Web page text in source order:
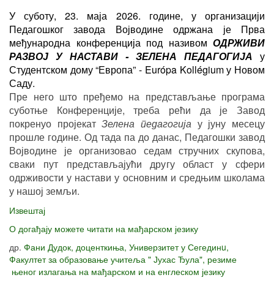
У суботу, 23. маја 2026. године, у организацији
Педагошког завода Војводине одржана је Прва
међународна конференција под називом ОДРЖИВИ
РАЗВОЈ У НАСТАВИ - ЗЕЛЕНА ПЕДАГОГИЈА у
Студентском дому “Европа” - Európa Kollégium у Новом
Саду.
Пре него што пређемо на представљање програма
суботње Конференције, треба рећи да је Завод
покренуо пројекатЗелена педагогија у јуну месецу
прошле године. Од тада па до данас, Педагошки завод
Војводине је организовао седам стручних скупова,
сваки пут представљајући другу област у сфери
одрживости у настави у основним и средњим школама
у нашој земљи.
Извештај
О догађају можете читати на мађарском језику
др. Фани Дудок, доценткиња, Универзитет у Сегединu,
Факултет за образовање учитеља " Јухас Ђула", резиме
њеног излагања на мађарском и на енглеском језику